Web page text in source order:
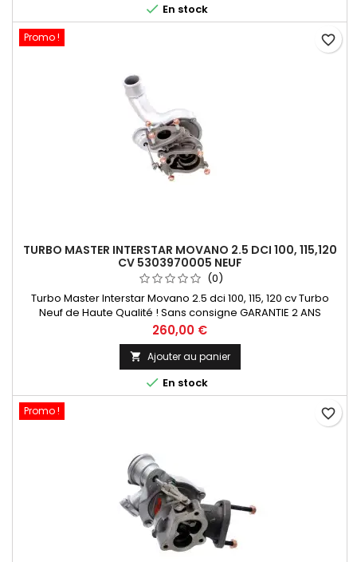
 En stock
Promo !
TURBO MASTER INTERSTAR MOVANO 2.5 DCI 100, 115,120
CV 5303970005 NEUF
(0)
Turbo Master Interstar Movano 2.5 dci 100, 115, 120 cv Turbo
Neuf de Haute Qualité ! Sans consigne GARANTIE 2 ANS
Paiement 100 % Sécurisé En Stock expédié sous 24 H
Prix
260,00 €
 Ajouter au panier
 En stock
favorite_border
Promo ! favorite_border